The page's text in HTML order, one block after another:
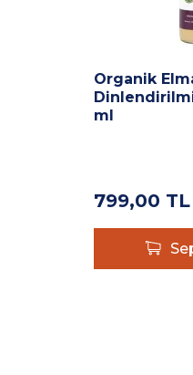
Organik
ml
799,00 TL